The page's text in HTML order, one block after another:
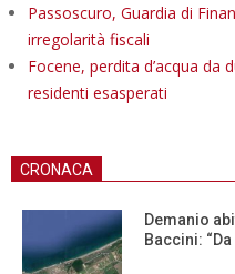
Passoscuro, Guardia di
irregolarità fiscali
Focene, perdita d’acqua da
residenti esasperati
CRONACA
Demanio
Baccini: